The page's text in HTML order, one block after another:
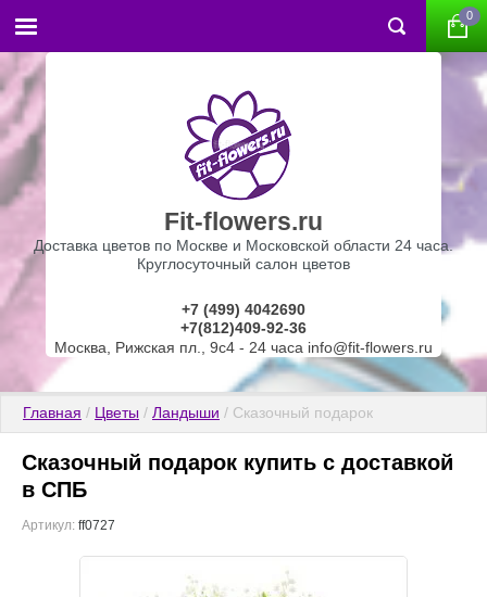
0
Fit-flowers.ru
Доставка цветов по Москве и Московской области 24 часа.
Круглосуточный салон цветов
+7 (499) 4042690
+7(812)409-92-36
Москва, Рижская пл., 9с4 - 24 часа info@fit-flowers.ru
Главная / Цветы / Ландыши / Сказочный подарок
Сказочный подарок купить с доставкой
в СПБ
Артикул: ff0727